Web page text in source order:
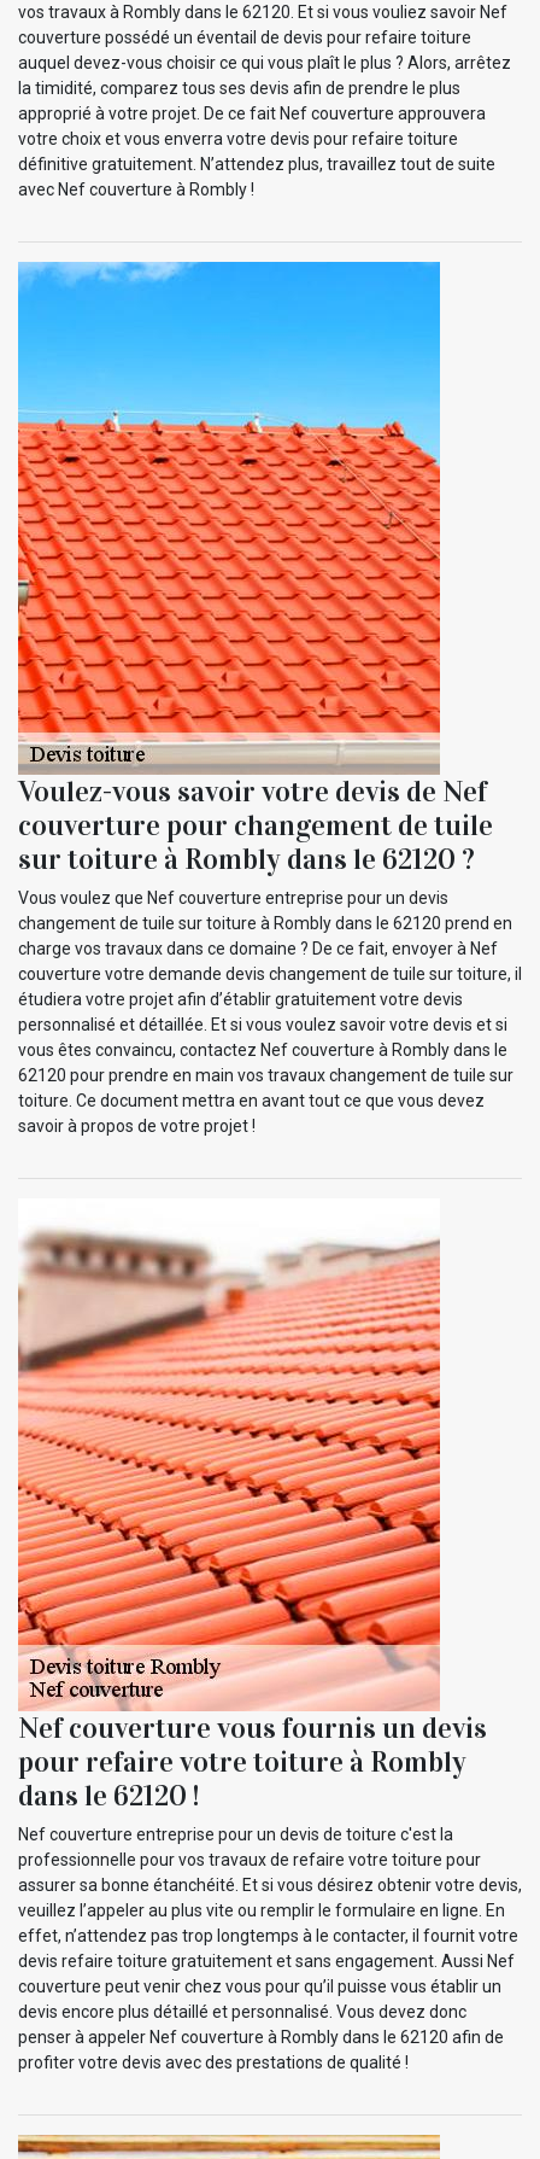
vos travaux à Rombly dans le 62120. Et si vous vouliez savoir Nef
couverture possédé un éventail de devis pour refaire toiture
auquel devez-vous choisir ce qui vous plaît le plus ? Alors, arrêtez
la timidité, comparez tous ses devis afin de prendre le plus
approprié à votre projet. De ce fait Nef couverture approuvera
votre choix et vous enverra votre devis pour refaire toiture
définitive gratuitement. N’attendez plus, travaillez tout de suite
avec Nef couverture à Rombly !
Voulez-vous savoir votre devis de Nef
couverture pour changement de tuile
sur toiture à Rombly dans le 62120 ?
Vous voulez que Nef couverture entreprise pour un devis
changement de tuile sur toiture à Rombly dans le 62120 prend en
charge vos travaux dans ce domaine ? De ce fait, envoyer à Nef
couverture votre demande devis changement de tuile sur toiture, il
étudiera votre projet afin d’établir gratuitement votre devis
personnalisé et détaillée. Et si vous voulez savoir votre devis et si
vous êtes convaincu, contactez Nef couverture à Rombly dans le
62120 pour prendre en main vos travaux changement de tuile sur
toiture. Ce document mettra en avant tout ce que vous devez
savoir à propos de votre projet !
Nef couverture vous fournis un devis
pour refaire votre toiture à Rombly
dans le 62120 !
Nef couverture entreprise pour un devis de toiture c'est la
professionnelle pour vos travaux de refaire votre toiture pour
assurer sa bonne étanchéité. Et si vous désirez obtenir votre devis,
veuillez l’appeler au plus vite ou remplir le formulaire en ligne. En
effet, n’attendez pas trop longtemps à le contacter, il fournit votre
devis refaire toiture gratuitement et sans engagement. Aussi Nef
couverture peut venir chez vous pour qu’il puisse vous établir un
devis encore plus détaillé et personnalisé. Vous devez donc
penser à appeler Nef couverture à Rombly dans le 62120 afin de
profiter votre devis avec des prestations de qualité !